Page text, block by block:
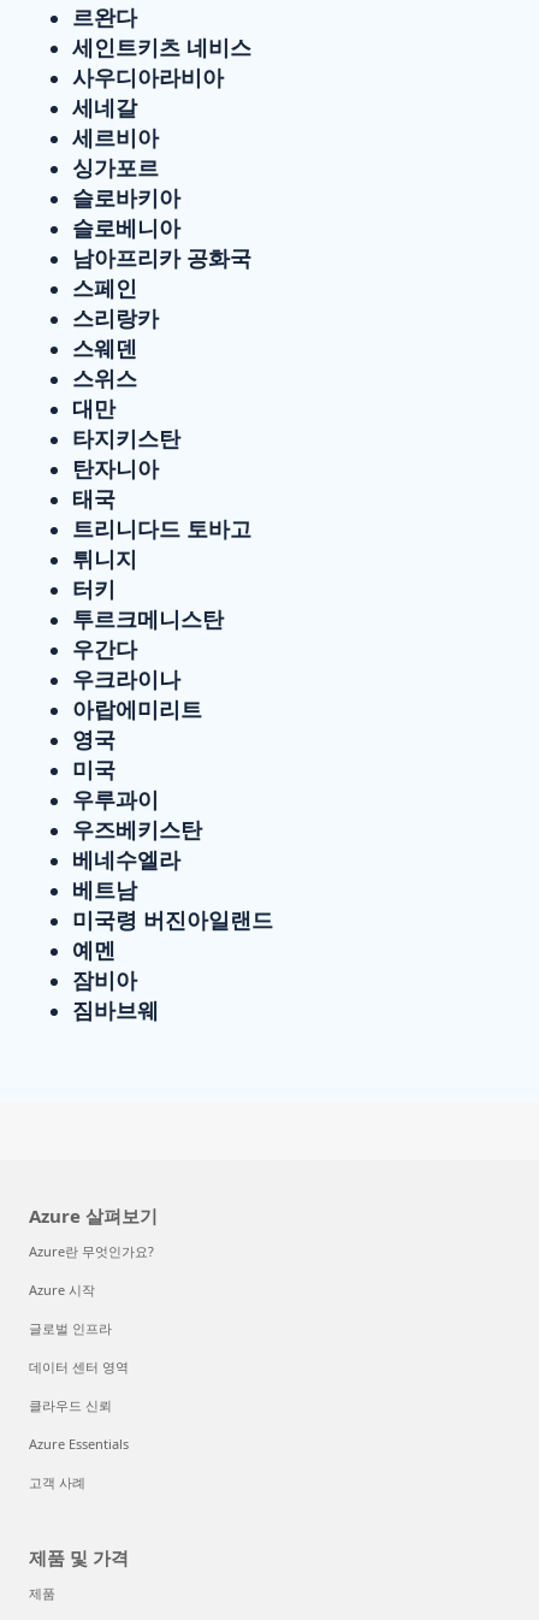
르완다
세인트키츠 네비스
사우디아라비아
세네갈
세르비아
싱가포르
슬로바키아
슬로베니아
남아프리카 공화국
스페인
스리랑카
스웨덴
스위스
대만
타지키스탄
탄자니아
태국
트리니다드 토바고
튀니지
터키
투르크메니스탄
우간다
우크라이나
아랍에미리트
영국
미국
우루과이
우즈베키스탄
베네수엘라
베트남
미국령 버진아일랜드
예멘
잠비아
짐바브웨
Azure 살펴보기
Azure란 무엇인가요?
Azure 시작
글로벌 인프라
데이터 센터 영역
클라우드 신뢰
Azure Essentials
고객 사례
제품 및 가격
제품